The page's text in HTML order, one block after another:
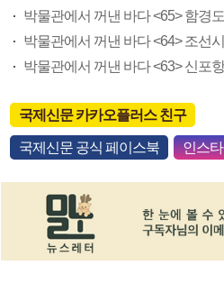
박물관에서 꺼낸 바다 <65> 함경
박물관에서 꺼낸 바다 <64> 조선
박물관에서 꺼낸 바다 <63> 신포
국제신문 카카오플러스 친구
국제신문 공식 페이스북 인스